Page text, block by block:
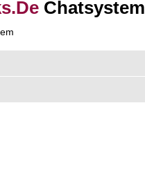
Chatsystem